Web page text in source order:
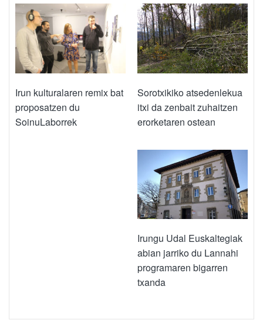
Irun kulturalaren remix bat
proposatzen du
SoinuLaborrek
Sorotxikiko atsedenlekua
itxi da zenbait zuhaitzen
erorketaren ostean
Irungu Udal Euskaltegiak
abian jarriko du Lannahi
programaren bigarren
txanda